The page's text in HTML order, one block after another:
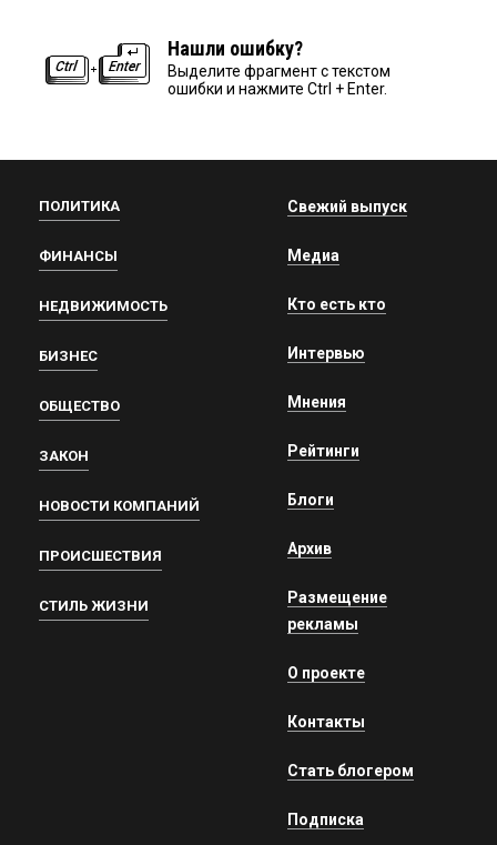
Нашли ошибку?
Выделите фрагмент с текстом
ошибки и нажмите Ctrl + Enter.
ПОЛИТИКА
ФИНАНСЫ
НЕДВИЖИМОСТЬ
БИЗНЕС
ОБЩЕСТВО
ЗАКОН
НОВОСТИ КОМПАНИЙ
ПРОИСШЕСТВИЯ
СТИЛЬ ЖИЗНИ
Свежий выпуск
Медиа
Кто есть кто
Интервью
Мнения
Рейтинги
Блоги
Архив
Размещение
рекламы
О проекте
Контакты
Стать блогером
Подписка